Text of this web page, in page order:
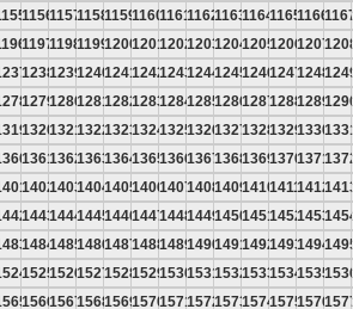
11561157115811591160116111621163116411651166
11971198119912001201120212031204120512061207
12381239124012411242124312441245124612471248
12791280128112821283128412851286128712881289
13201321132213231324132513261327132813291330
13611362136313641365136613671368136913701371
14021403140414051406140714081409141014111412
14431444144514461447144814491450145114521453
14841485148614871488148914901491149214931494
15251526152715281529153015311532153315341535
15661567156815691570157115721573157415751576